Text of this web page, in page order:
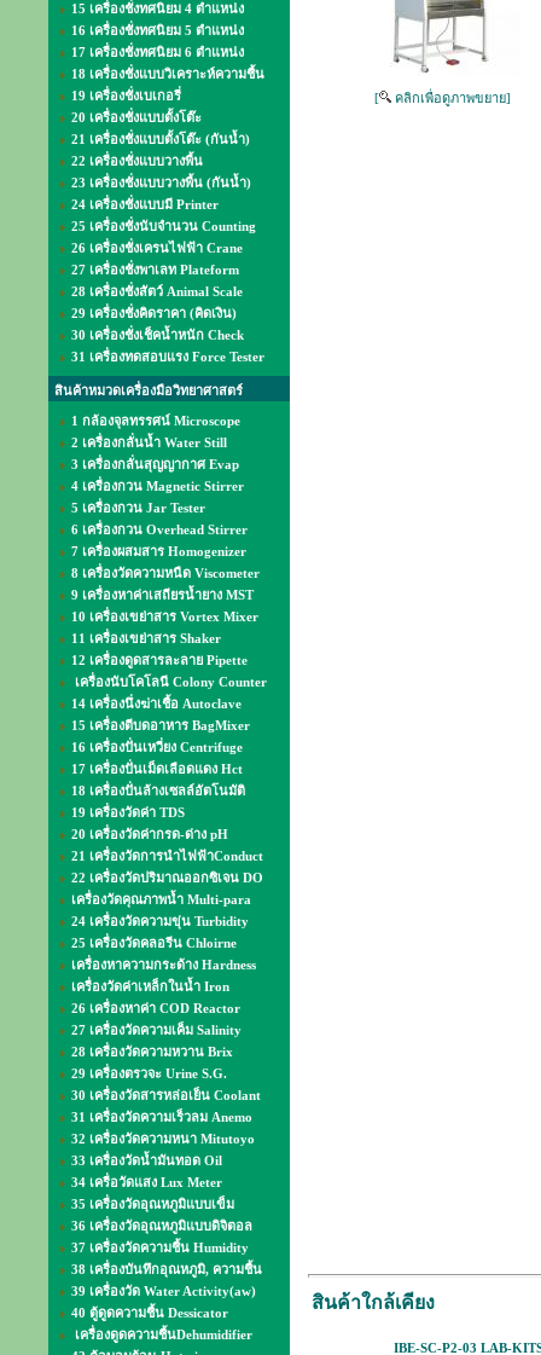
15 เครื่องชั่งทศนิยม 4 ตำแหน่ง
16 เครื่องชั่งทศนิยม 5 ตำแหน่ง
17 เครื่องชั่งทศนิยม 6 ตำแหน่ง
18 เครื่องชั่งแบบวิเคราะห์ความชื้น
19 เครื่องชั่งเบเกอรี่
20 เครื่องชั่งแบบตั้งโต๊ะ
21 เครื่องชั่งแบบตั้งโต๊ะ (กันน้ำ)
22 เครื่องชั่งแบบวางพื้น
23 เครื่องชั่งแบบวางพื้น (กันน้ำ)
24 เครื่องชั่งแบบมี Printer
25 เครื่องชั่งนับจำนวน Counting
26 เครื่องชั่งเครนไฟฟ้า Crane
27 เครื่องชั่งพาเลท Plateform
28 เครื่องชั่งสัตว์ Animal Scale
29 เครื่องชั่งคิดราคา (คิดเงิน)
30 เครื่องชั่งเช็คน้ำหนัก Check
31 เครื่องทดสอบแรง Force Tester
สินค้าหมวดเครื่องมือวิทยาศาสตร์
1 กล้องจุลทรรศน์ Microscope
2 เครื่องกลั่นน้ำ Water Still
3 เครื่องกลั่นสุญญากาศ Evap
4 เครื่องกวน Magnetic Stirrer
5 เครื่องกวน Jar Tester
6 เครื่องกวน Overhead Stirrer
7 เครื่องผสมสาร Homogenizer
8 เครื่องวัดความหนืด Viscometer
9 เครื่องหาค่าเสถียรน้ำยาง MST
10 เครื่องเขย่าสาร Vortex Mixer
11 เครื่องเขย่าสาร Shaker
12 เครื่องดูดสารละลาย Pipette
เครื่องนับโคโลนี Colony Counter
14 เครื่องนึ่งฆ่าเชื้อ Autoclave
15 เครื่องตีบดอาหาร BagMixer
16 เครื่องปั่นเหวี่ยง Centrifuge
17 เครื่องปั่นเม็ดเลือดแดง Hct
18 เครื่องปั่นล้างเซลล์อัตโนมัติ
19 เครื่องวัดค่า TDS
20 เครื่องวัดค่ากรด-ด่าง pH
21 เครื่องวัดการนำไฟฟ้าConduct
22 เครื่องวัดปริมาณออกซิเจน DO
เครื่องวัดคุณภาพน้ำ Multi-para
24 เครื่องวัดความขุ่น Turbidity
25 เครื่องวัดคลอรีน Chloirne
เครื่องหาความกระด้าง Hardness
เครื่องวัดค่าเหล็กในน้ำ Iron
26 เครื่องหาค่า COD Reactor
27 เครื่องวัดความเค็ม Salinity
28 เครื่องวัดความหวาน Brix
29 เครื่องตรวจะ Urine S.G.
30 เครื่องวัดสารหล่อเย็น Coolant
31 เครื่องวัดความเร็วลม Anemo
32 เครื่องวัดความหนา Mitutoyo
33 เครื่องวัดน้ำมันทอด Oil
34 เครื่อวัดแสง Lux Meter
35 เครื่องวัดอุณหภูมิแบบเข็ม
36 เครื่องวัดอุณหภูมิแบบดิจิตอล
37 เครื่องวัดความชื้น Humidity
38 เครื่องบันทึกอุณหภูมิ, ความชื้น
39 เครื่องวัด Water Activity(aw)
40 ตู้ดูดความชื้น Dessicator
เครื่องดูดความชื้นDehumidifier
[ คลิกเพื่อดูภาพขยาย]
สินค้าใกล้เคียง
IBE-SC-P2-03 LAB-